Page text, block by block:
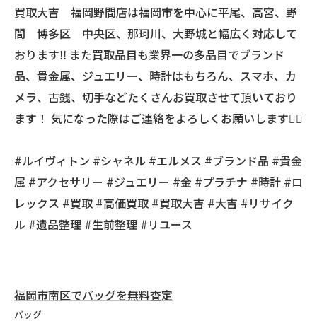
買取大吉 福岡野間店は福岡市を中心に平尾、高宮、野
間 博多区 中央区、那珂川、大野城と幅広く対応して
おります‼️ また買取品目も業界一の多品目でブランド
品、貴金属、ジュエリー、時計はもちろん、スマホ、カ
メラ、古銭、切手などたくさんお買取させて頂いており
ます！ 気になった際はご連絡をよろしくお願いします🙇‍♂️
#ルイヴィトン #シャネル #エルメス #ブランド品 #貴金
属 #アクセサリー #ジュエリー #金 #プラチナ #時計 #ロ
レックス #買取 #高価買取 #買取大吉 #大吉 #リサイク
ル #遺品整理 #生前整理 #リユース
福岡市南区でバッグを無料査定
バッグ